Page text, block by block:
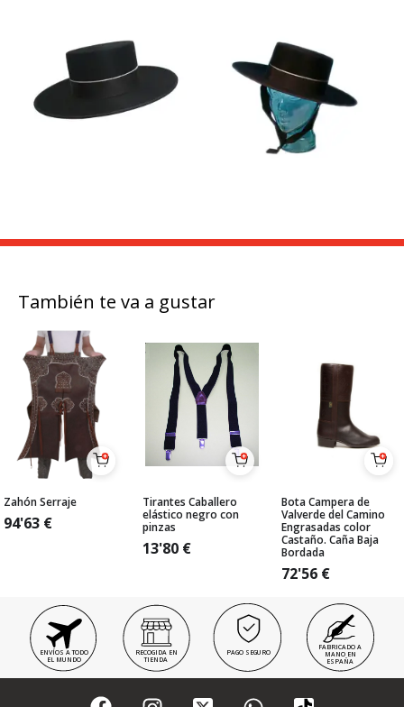
También te va a gustar
Zahón Serraje
94'63 €
Tirantes Caballero
elástico negro con
pinzas
13'80 €
Bota Campera de
Valverde del Camino
Engrasadas color
Castaño. Caña Baja
Bordada
72'56 €
ENVÍOS A TODO
EL MUNDO
RECOGIDA EN
TIENDA
PAGO SEGURO
FABRICADO A
MANO EN
ESPAÑA